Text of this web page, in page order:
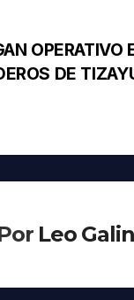
OPERATIVO
DE
Leo